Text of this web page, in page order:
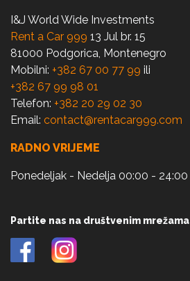
I&J World Wide Investments
Rent a Car 999 13 Jul br. 15
81000 Podgorica, Montenegro
Mobilni: +382 67 00 77 99 ili
+382 67 99 98 01
Telefon: +382 20 29 02 30
Email: contact@rentacar999.com
RADNO VRIJEME
Ponedeljak - Nedelja 00:00 - 24:00
Partite nas na društvenim mrežama